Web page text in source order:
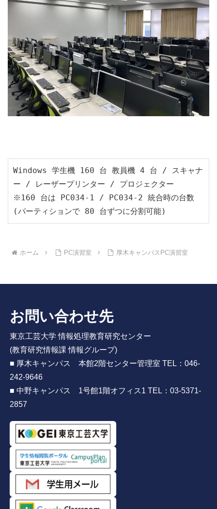
Windows 学生機 160 台 教員機 4 台 / スキャナ
ー / レーザープリンター / プロジェクター
※160 台は PC034-1 / PC034-2 統合時の台数
(パーティションで 80 台ずつに分割可能)
ホーム PC演習室 厚木キャンパスPC演習室
お問い合わせ先
東京工芸大学 情報処理教育研究センター
(教育研究情報課 情報グループ)
■ 厚木キャンパス 本館2階センター管理室 TEL：046-
242-9646
■ 中野キャンパス 1号館1階オフィス1 TEL：03-5371-
2857